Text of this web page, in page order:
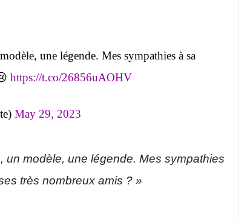
une légende. Mes sympathies à sa
https://t.co/26856uAOHV
May 29, 2023
un modèle, une légende. Mes sympathies
très nombreux amis ? »